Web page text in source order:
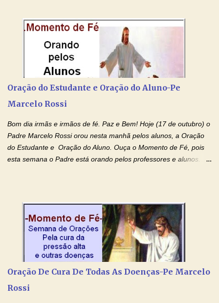
por estas valiosas orações. Tenham um lindo fim de semana na
paz de Jesus Cristo e no amor de Maria Santíssima. Adriana-
Devoção e Fé Clique para acessar: Facebook Padre Marcelo
Rossi Site Padre Marcelo Rossi (para ouvir o Momento de Fé)
Tocai, Cura! E Restaura! "Jesus, no poder de Seu Nome, peço
gerações, através de todas as raízes da minha árvore
genealógica. Que o Sangue de Jesus, purificador e vivificante,
Oração do Estudante e Oração do Aluno-Pe
Marcelo Rossi
Bom dia irmãs e irmãos de fé. Paz e Bem! Hoje (17 de outubro) o
Padre Marcelo Rossi orou nesta manhã pelos alunos, a Oração
do Estudante e Oração do Aluno. Ouça o Momento de Fé, pois
esta semana o Padre está orando pelos professores e alunos.
intelectualmente e espiritualmente para o dia da prova. Confie no
amor Ágape de Jesus e no amor materno de Nossa Senhora.
Fique com a paz de Jesus e o amor de Maria! Adriana-Devoção e
Fé Oração do Estudante I Senhor, eu sou estudante, e por sinal,
inteligente. Prova isto é o fato de eu estar aqui, conversando com
de estudar. Mas, como o Senhor sabe, a vida de estudante nem
sempre é fácil. A rotina cansa e o aprender exige uma série de
Oração De Cura De Todas As Doenças-Pe Marcelo
Rossi